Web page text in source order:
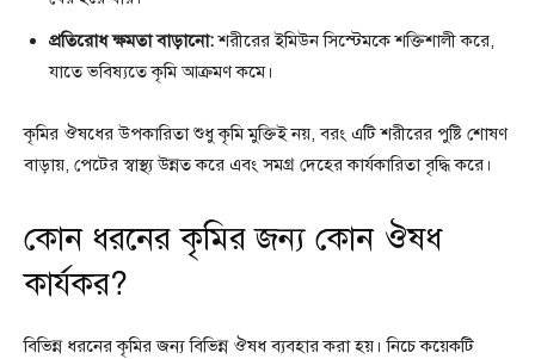
প্রতিরোধ ক্ষমতা বাড়ানো:শরীরের ইমিউন সিস্টেমকে শক্তিশালী করে,
যাতে ভবিষ্যতে কৃমি আক্রমণ কমে।
কৃমির ঔষধের উপকারিতা শুধু কৃমি মুক্তিই নয়, বরং এটি শরীরের পুষ্টি শোষণ
বাড়ায়, পেটের স্বাস্থ্য উন্নত করে এবং সমগ্র দেহের কার্যকারিতা বৃদ্ধি করে।
কোন ধরনের কৃমির জন্য কোন ঔষধ
কার্যকর?
বিভিন্ন ধরনের কৃমির জন্য বিভিন্ন ঔষধ ব্যবহার করা হয়। নিচে কয়েকটি